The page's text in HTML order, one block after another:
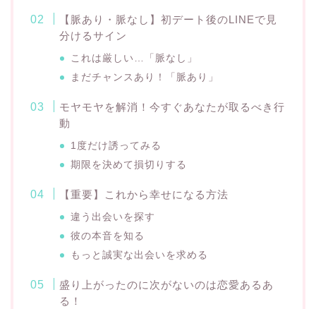
【脈あり・脈なし】初デート後のLINEで見
分けるサイン
これは厳しい…「脈なし」
まだチャンスあり！「脈あり」
モヤモヤを解消！今すぐあなたが取るべき行
動
1度だけ誘ってみる
期限を決めて損切りする
【重要】これから幸せになる方法
違う出会いを探す
彼の本音を知る
もっと誠実な出会いを求める
盛り上がったのに次がないのは恋愛あるあ
る！